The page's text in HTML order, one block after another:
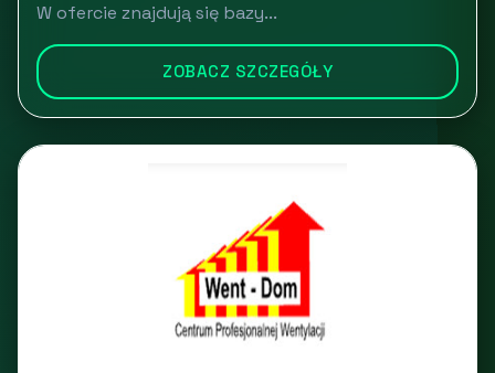
W ofercie znajdują się bazy...
ZOBACZ SZCZEGÓŁY